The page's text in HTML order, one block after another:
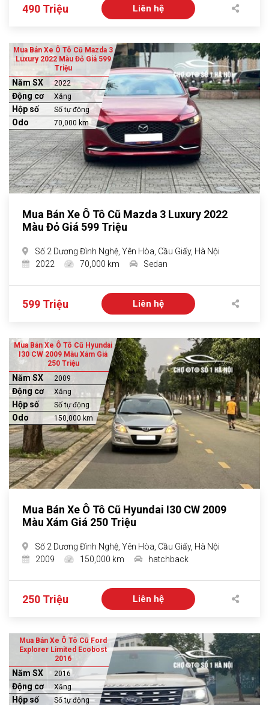
490 Triệu Liên hệ
Mua Bán Xe Ô Tô Cũ Mazda 3
Luxury 2022 Màu Đỏ Giá 599
Triệu
Năm SX 2022
Động cơ Xăng
Hộp số Số tự động
Odo 70,000 km
Mua Bán Xe Ô Tô Cũ Mazda 3 Luxury 2022
Màu Đỏ Giá 599 Triệu
Số 2 Dương Đình Nghệ, Yên Hòa, Cầu Giấy, Hà Nội
2022
70,000 km Sedan
599 Triệu Liên hệ
Mua Bán Xe Ô Tô Cũ Hyundai
I30 CW 2009 Màu Xám Giá
250 Triệu
Năm SX 2009
Động cơ Xăng
Hộp số Số tự động
Odo 150,000 km
Mua Bán Xe Ô Tô Cũ Hyundai I30 CW 2009
Màu Xám Giá 250 Triệu
Số 2 Dương Đình Nghệ, Yên Hòa, Cầu Giấy, Hà Nội
2009
150,000 km hatchback
250 Triệu Liên hệ
Mua Bán Xe Ô Tô Cũ Ford
Explorer Limited Ecobost
2016
Năm SX 2016
Động cơ Xăng
Hộp số Số tự động